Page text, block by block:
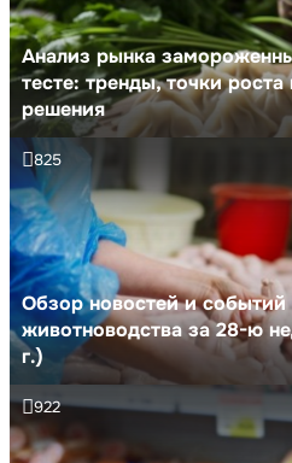
Анализ рынка
тесте: тренды, точки роста
решения
Обзор новостей и
животноводства за 28-ю
г.)
825
922